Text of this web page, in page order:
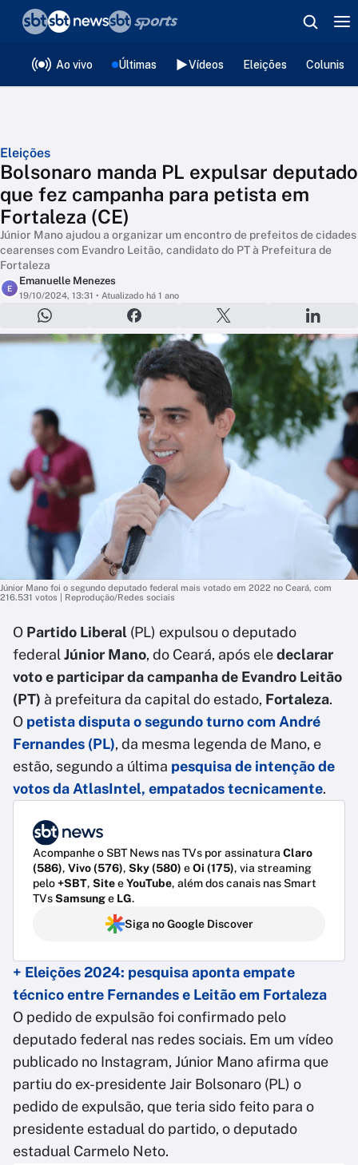
Ao vivo Últimas Vídeos Eleições
Eleições
Bolsonaro manda PL expulsar deputado
que fez campanha para petista em
Fortaleza (CE)
Júnior Mano ajudou a organizar um encontro de prefeitos de cidades
cearenses com Evandro Leitão, candidato do PT à Prefeitura de
Fortaleza
E
Emanuelle Menezes
19/10/2024, 13:31 • Atualizado há 1 ano
Júnior Mano foi o segundo deputado federal mais votado em 2022 no Ceará, com
216.531 votos | Reprodução/Redes sociais
O Partido Liberal (PL) expulsou o deputado
federal Júnior Mano, do Ceará, após eledeclarar
voto e participar da campanha de Evandro Leitão
(PT) à prefeitura da capital do estado, Fortaleza.
O petista disputa o segundo turno com André
Fernandes (PL), da mesma legenda de Mano, e
estão, segundo a última pesquisa de intenção de
votos da AtlasIntel, empatados tecnicamente.
Acompanhe o SBT News nas TVs por assinatura Claro
(586), Vivo (576), Sky (580) eOi (175), via streaming
pelo+SBT, SiteeYouTube, além dos canais nas Smart
TVsSamsunge LG.
Siga no Google Discover
+ Eleições 2024: pesquisa aponta empate
técnico entre Fernandes e Leitão em Fortaleza
O pedido de expulsão foi confirmado pelo
deputado federal nas redes sociais. Em um vídeo
publicado no Instagram, Júnior Mano afirma que
partiu do ex-presidente Jair Bolsonaro (PL) o
pedido de expulsão, que teria sido feito para o
presidente estadual do partido, o deputado
estadual Carmelo Neto.
❮voltar
Editorias